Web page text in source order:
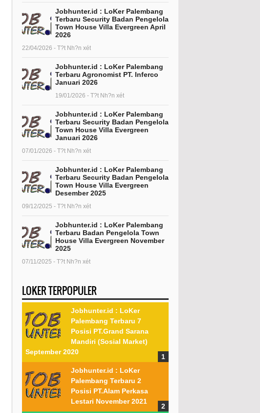
Jobhunter.id : LoKer Palembang
Terbaru Security Badan Pengelola
Town House Villa Evergreen April
2026
22/04/2026 - T?t Nh?n xét
Jobhunter.id : LoKer Palembang
Terbaru Agronomist PT. Inferco
Januari 2026
19/01/2026 - T?t Nh?n xét
Jobhunter.id : LoKer Palembang
Terbaru Security Badan Pengelola
Town House Villa Evergreen
Januari 2026
07/01/2026 - T?t Nh?n xét
Jobhunter.id : LoKer Palembang
Terbaru Security Badan Pengelola
Town House Villa Evergreen
Desember 2025
09/12/2025 - T?t Nh?n xét
Jobhunter.id : LoKer Palembang
Terbaru Badan Pengelola Town
House Villa Evergreen November
2025
07/11/2025 - T?t Nh?n xét
LOKER TERPOPULER
Jobhunter.id : LoKer
Palembang Terbaru 7
Posisi PT.Grand Sarana
Mandiri (Sosial Market)
September 2020
Jobhunter.id : LoKer
Palembang Terbaru 2
Posisi PT.Alam Perkasa
Lestari November 2021